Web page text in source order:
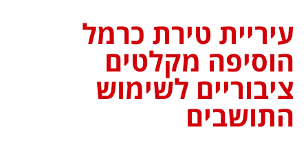
עיריית טירת כרמל
הוסיפה מקלטים
ציבוריים לשימוש
התושבים